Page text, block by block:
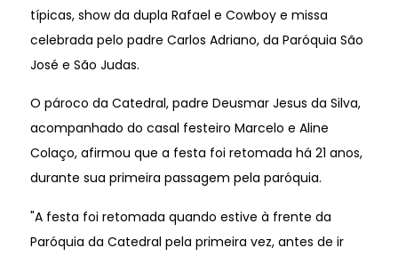
típicas, show da dupla Rafael e Cowboy e missa
celebrada pelo padre Carlos Adriano, da Paróquia São
José e São Judas.
O pároco da Catedral, padre Deusmar Jesus da Silva,
acompanhado do casal festeiro Marcelo e Aline
Colaço, afirmou que a festa foi retomada há 21 anos,
durante sua primeira passagem pela paróquia.
"A festa foi retomada quando estive à frente da
Paróquia da Catedral pela primeira vez, antes de ir